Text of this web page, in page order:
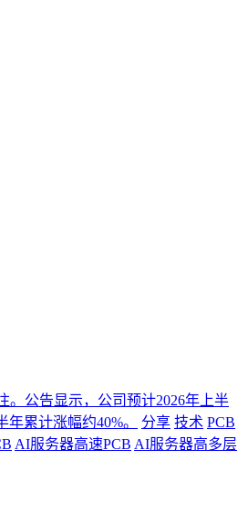
。公告显示，公司预计2026年上半
累计涨幅约40%。 分享 技术 PCB
AI服务器高速PCB AI服务器高多层